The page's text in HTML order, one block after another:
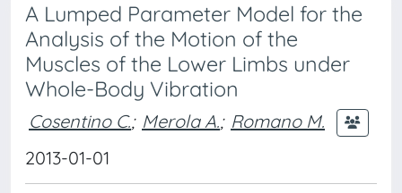
A Lumped Parameter Model for the
Analysis of the Motion of the
Muscles of the Lower Limbs under
Whole-Body Vibration
Cosentino C.; Merola A.; Romano M.
2013-01-01